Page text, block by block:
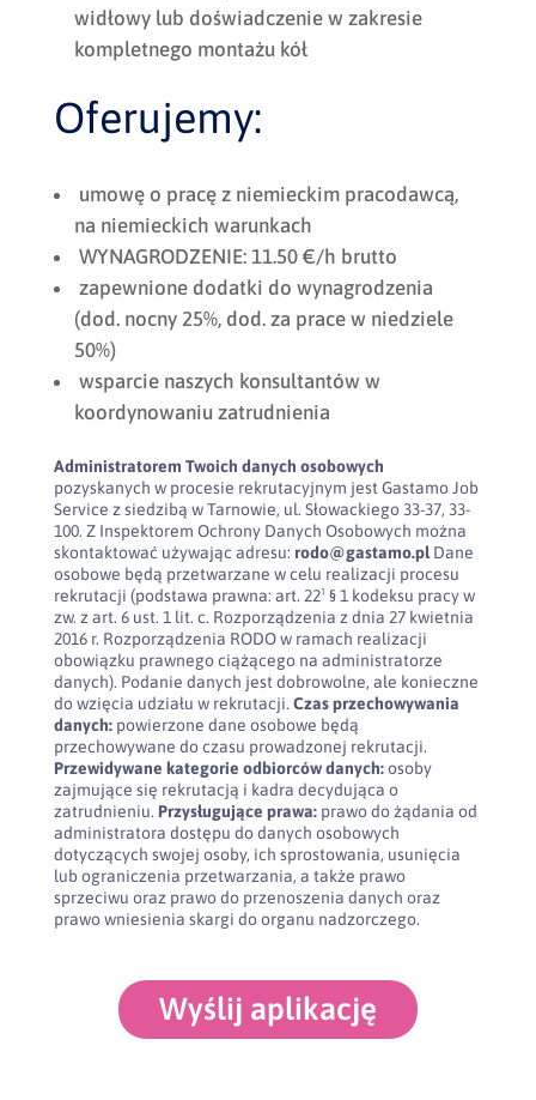
widłowy lub doświadczenie w zakresie
kompletnego montażu kół
Oferujemy:
umowę o pracę z niemieckim pracodawcą,
na niemieckich warunkach
WYNAGRODZENIE: 11.50 €/h brutto
zapewnione dodatki do wynagrodzenia
(dod. nocny 25%, dod. za prace w niedziele
50%)
wsparcie naszych konsultantów w
koordynowaniu zatrudnienia
Administratorem Twoich danych osobowych
pozyskanych w procesie rekrutacyjnym jest Gastamo Job
Service z siedzibą w Tarnowie, ul. Słowackiego 33-37, 33-
100. Z Inspektorem Ochrony Danych Osobowych można
skontaktować używając adresu: rodo@gastamo.plDane
osobowe będą przetwarzane w celu realizacji procesu
rekrutacji (podstawa prawna: art. 22¹ § 1 kodeksu pracy w
zw. z art. 6 ust. 1 lit. c. Rozporządzenia z dnia 27 kwietnia
2016 r. Rozporządzenia RODO w ramach realizacji
obowiązku prawnego ciążącego na administratorze
danych). Podanie danych jest dobrowolne, ale konieczne
do wzięcia udziału w rekrutacji. Czas przechowywania
danych:powierzone dane osobowe będą
przechowywane do czasu prowadzonej rekrutacji.
Przewidywane kategorie odbiorców danych:osoby
zajmujące się rekrutacją i kadra decydująca o
zatrudnieniu. Przysługujące prawa:prawo do żądania od
administratora dostępu do danych osobowych
dotyczących swojej osoby, ich sprostowania, usunięcia
lub ograniczenia przetwarzania, a także prawo
sprzeciwu oraz prawo do przenoszenia danych oraz
prawo wniesienia skargi do organu nadzorczego.
Wyślij aplikację